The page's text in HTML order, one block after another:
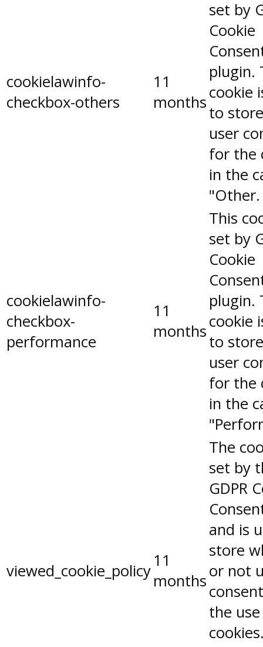
cookielawinfo-
checkbox-others
11
months
set by
Cookie
plugin.
cookie
to
user
for the
in the
"Other.
cookielawinfo-
checkbox-
performance
11
months
This
set by
Cookie
plugin.
cookie
to
user
for the
in the
viewed_cookie_policy
11
months
The
set by
GDPR
and is
store
or not
the